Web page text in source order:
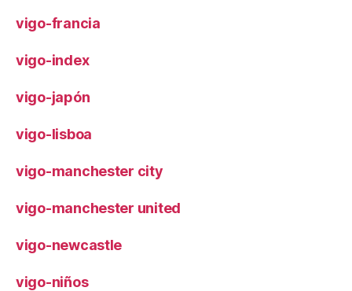
vigo-francia
vigo-index
vigo-japón
vigo-lisboa
vigo-manchester city
vigo-manchester united
vigo-newcastle
vigo-niños